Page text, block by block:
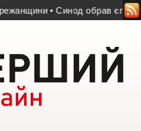
• Синод обрав єпископа